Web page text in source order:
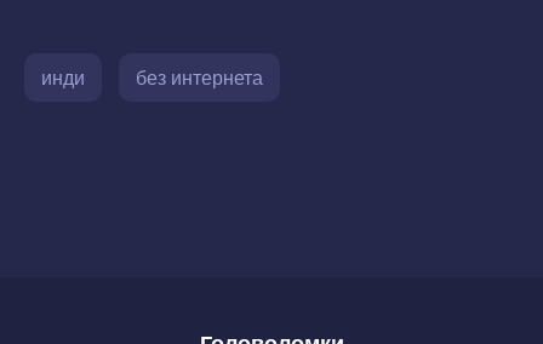
инди без интернета